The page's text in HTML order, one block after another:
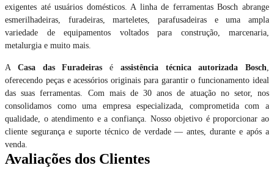
exigentes até usuários domésticos. A linha de ferramentas Bosch abrange
esmerilhadeiras, furadeiras, marteletes, parafusadeiras e uma ampla
variedade de equipamentos voltados para construção, marcenaria,
metalurgia e muito mais.
A Casa das Furadeiras é assistência técnica autorizada Bosch,
oferecendo peças e acessórios originais para garantir o funcionamento ideal
das suas ferramentas. Com mais de 30 anos de atuação no setor, nos
consolidamos como uma empresa especializada, comprometida com a
qualidade, o atendimento e a confiança. Nosso objetivo é proporcionar ao
cliente segurança e suporte técnico de verdade — antes, durante e após a
venda.
Avaliações dos Clientes